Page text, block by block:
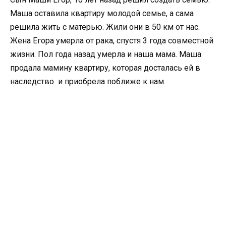
Маша оставила квартиру молодой семье, а сама
решила жить с матерью. Жили они в 50 км от нас.
Жена Егора умерла от рака, спустя 3 года совместной
жизни. Пол года назад умерла и наша мама. Маша
продала мамину квартиру, которая досталась ей в
наследство и приобрела поближе к нам.